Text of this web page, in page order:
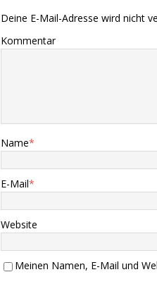
Deine E-Mail-Adresse wird nicht
Kommentar
Name*
E-Mail*
Website
Meinen Namen, E-Mail und